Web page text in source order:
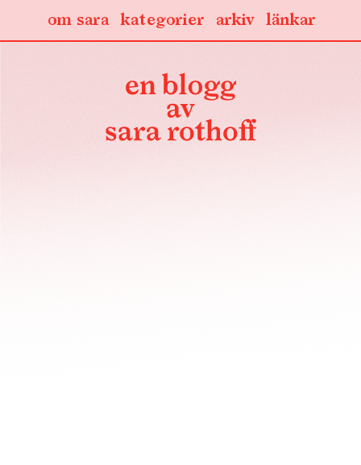
länkar
arkiv
kategorier
om sara